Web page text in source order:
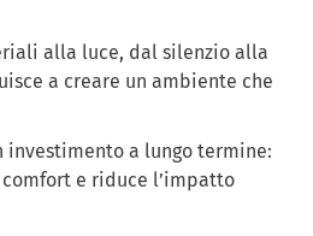
alla luce, dal silenzio alla
a creare un ambiente che
investimento a lungo termine:
e riduce l’impatto